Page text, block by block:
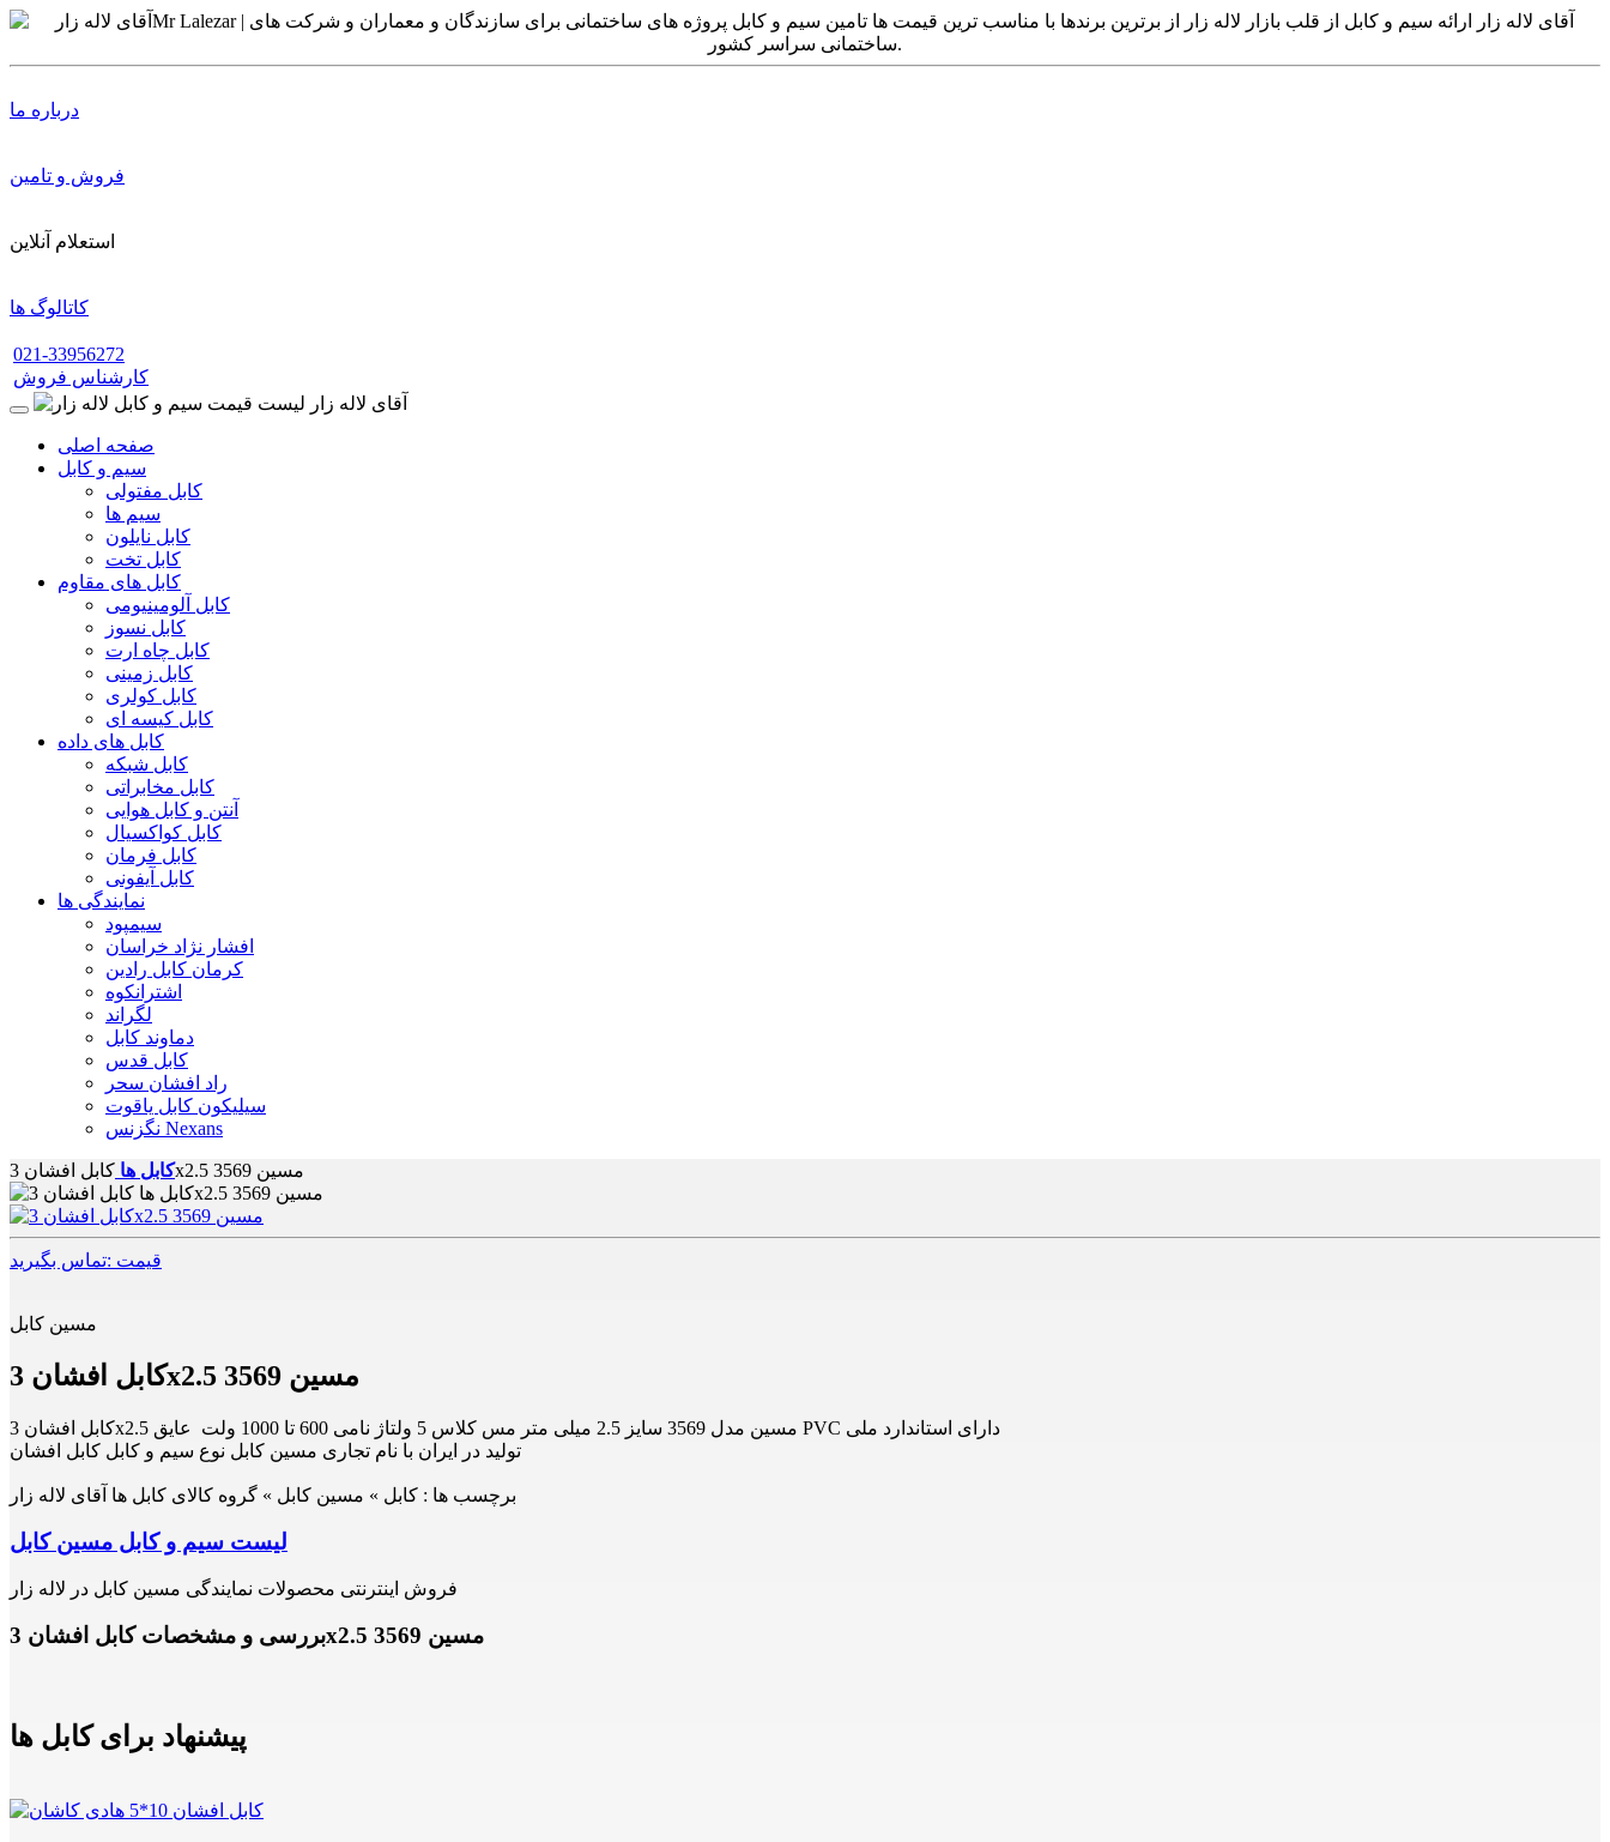
درباره ما
فروش و تامین
استعلام آنلاین
کاتالوگ ها
021-33956272
کارشناس فروش
صفحه اصلی
سیم و کابل
کابل مفتولی
سیم ها
کابل نایلون
کابل تخت
کابل های مقاوم
کابل آلومینیومی
کابل نسوز
کابل چاه ارت
کابل زمینی
کابل کولری
کابل کیسه ای
کابل های داده
کابل شبکه
کابل مخابراتی
آنتن و کابل هوایی
کابل کواکسیال
کابل فرمان
کابل آیفونی
نمایندگی ها
سیمپود
افشار نژاد خراسان
کرمان کابل رادین
اشترانکوه
لگراند
دماوند کابل
کابل قدس
راد افشان سحر
سیلیکون کابل یاقوت
نگزنس Nexans
کابل ها کابل افشان 3x2.5 مسین 3569
قیمت :تماس بگیرید
مسین کابل
کابل افشان 3x2.5 مسین 3569
کابل افشان 3x2.5 مسین مدل 3569 سایز 2.5 میلی متر مس کلاس 5 ولتاژ نامی 600 تا 1000 ولت عایق PVC دارای استاندارد ملی
تولید در ایران با نام تجاری مسین کابل نوع سیم و کابل کابل افشان
برچسب ها : کابل » مسین کابل » گروه کالای کابل ها آقای لاله زار
لیست سیم و کابل مسین کابل
فروش اینترنتی محصولات نمایندگی مسین کابل در لاله زار
بررسی و مشخصات کابل افشان 3x2.5 مسین 3569
پیشنهاد برای کابل ها